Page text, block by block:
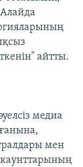
Алайда
айтты.
медиа
мен